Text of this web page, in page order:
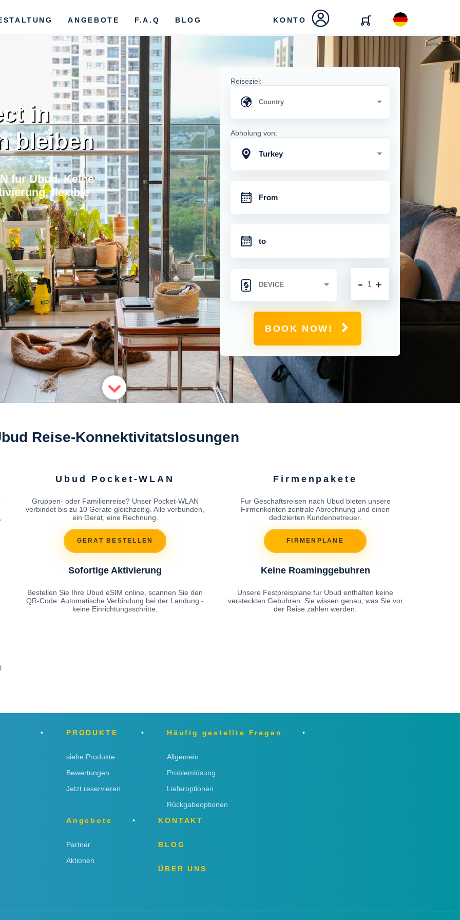
ANGEBOTE F.A.Q BLOG KONTO
in
bleiben
fur Ubud. Keine
flexible
Reiseziel:
Abholung von:
Turkey
+
-
BOOK NOW!
Reise-Konnektivitatslosungen
Ubud Pocket-WLAN
Gruppen- oder Familienreise? Unser Pocket-WLAN
verbindet bis zu 10 Gerate gleichzeitig. Alle verbunden,
ein Gerat, eine Rechnung.
GERAT BESTELLEN
Firmenpakete
Fur Geschaftsreisen nach Ubud bieten unsere
Firmenkonten zentrale Abrechnung und einen
dedizierten Kundenbetreuer.
FIRMENPLANE
Sofortige Aktivierung
Bestellen Sie Ihre Ubud eSIM online, scannen Sie den
QR-Code. Automatische Verbindung bei der Landung -
keine Einrichtungsschritte.
Keine Roaminggebuhren
Unsere Festpreisplane fur Ubud enthalten keine
versteckten Gebuhren. Sie wissen genau, was Sie vor
der Reise zahlen werden.
PRODUKTE
siehe Produkte
Bewertungen
Jetzt reservieren
Häufig gestellte Fragen
Allgemein
Problemlösung
Lieferoptionen
Rückgabeoptionen
Angebote
Partner
Aktionen
KONTAKT
BLOG
ÜBER UNS